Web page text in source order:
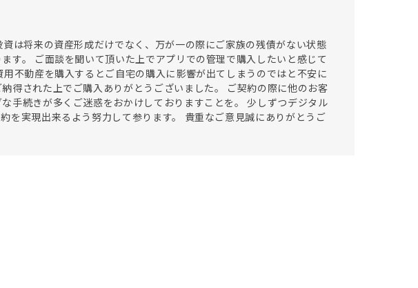
は将来の資産形成だけでなく、万が一の際にご家族の残債がない状態
す。 ご面談を聞いて頂いた上でアプリでの管理で購入したいと感じて
不動産を購入するとご自宅の購入に影響が出てしまうのではと不安に
得された上でご購入ありがとうございました。 ご契約の際に他のお客
手続きが多くご迷惑をおかけしておりますことを。 少しずつデジタル
を実現出来るよう努力して参ります。 貴重なご意見誠にありがとうご